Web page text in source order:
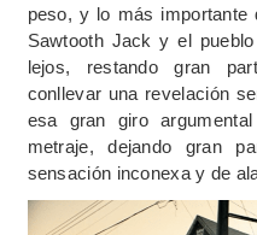
peso, y lo más importante
Sawtooth Jack y el
lejos, restando gran
conllevar una revelación
esa gran giro
metraje, dejando gran
sensación inconexa y de